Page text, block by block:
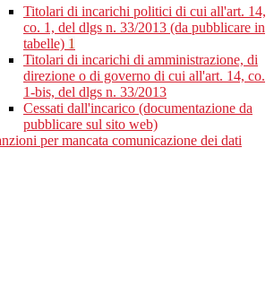
Titolari di incarichi politici di cui all'art. 14,
co. 1, del dlgs n. 33/2013 (da pubblicare in
tabelle) 1
Titolari di incarichi di amministrazione, di
direzione o di governo di cui all'art. 14, co.
1-bis, del dlgs n. 33/2013
Cessati dall'incarico (documentazione da
pubblicare sul sito web)
per mancata comunicazione dei dati